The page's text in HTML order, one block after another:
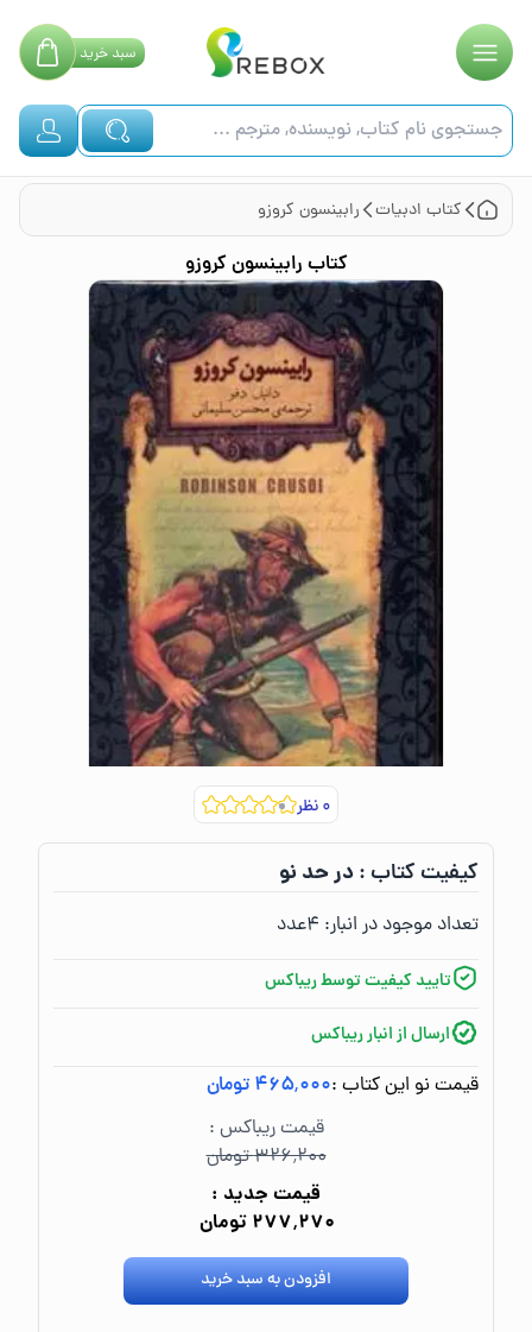
سبدخرید
کتاب ادبیات رابینسون کروزو
کتاب رابینسون کروزو
۰نظر
کیفیت کتاب :‌در حد نو
تعداد موجود در انبار:‌ ۴عدد
تایید کیفیت توسط ریباکس
ارسال از انبار ریباکس
قیمت نو این کتاب :۴۶۵٬۰۰۰ تومان
قیمت ریباکس :
۳۲۶٬۲۰۰ تومان
قیمت جدید :
۲۷۷٬۲۷۰ تومان
افزودن به سبد خرید